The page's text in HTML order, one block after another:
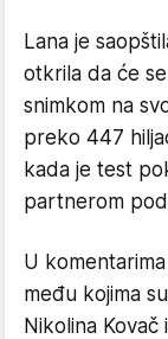
Lana je
otkrila da će
snimkom na
preko 447
kada je test
partnerom
U
među kojima
Nikolina Kovač